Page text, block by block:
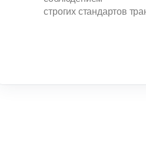
строгих стандартов